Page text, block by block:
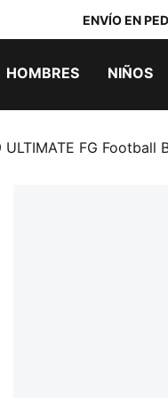
ENVÍO EN
HOMBRES NIÑOS
ULTIMATE FG Football